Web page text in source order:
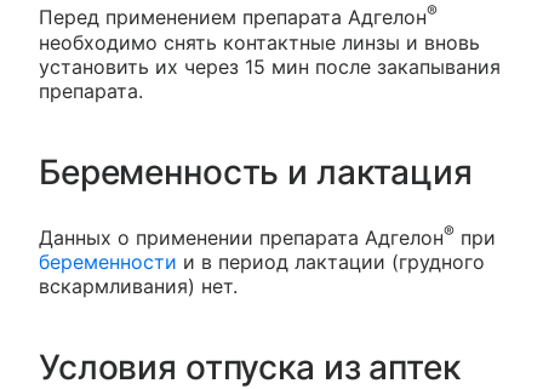
Перед применением препарата Адгелон®
необходимо снять контактные линзы и вновь
установить их через 15 мин после закапывания
препарата.
Беременность и лактация
Данных о применении препарата Адгелон® при
беременности и в период лактации (грудного
вскармливания) нет.
Условия отпуска из аптек